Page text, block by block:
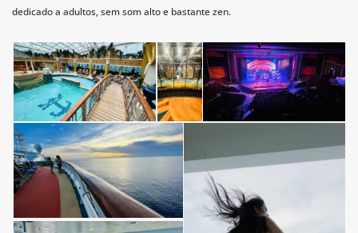
dedicado a adultos, sem som alto e bastante zen.